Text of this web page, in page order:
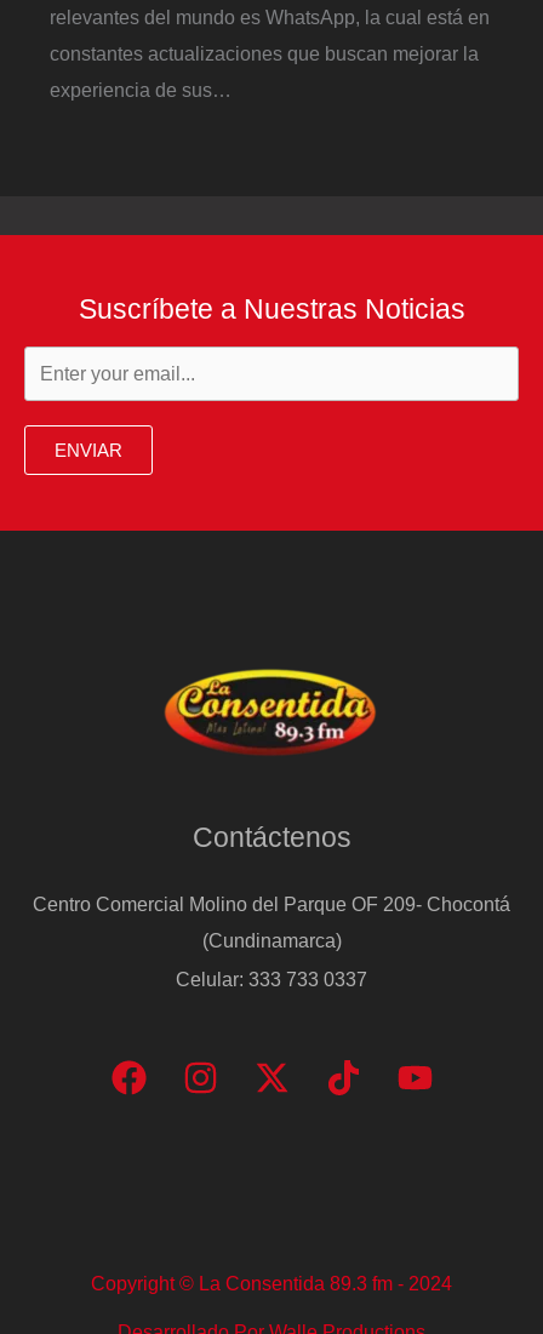
relevantes del mundo es WhatsApp, la cual está en
constantes actualizaciones que buscan mejorar la
experiencia de sus…
Suscríbete a Nuestras Noticias
ENVIAR
Contáctenos
Centro Comercial Molino del Parque OF 209- Chocontá
(Cundinamarca)
Celular: 333 733 0337
Copyright © La Consentida 89.3 fm - 2024